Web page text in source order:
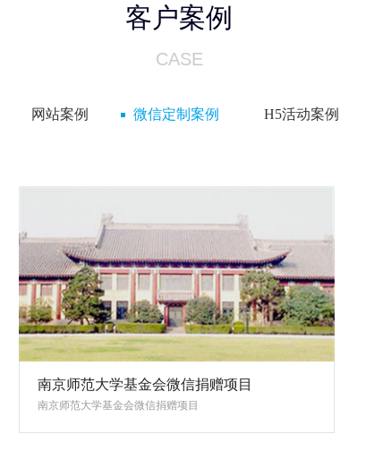
客户案例
CASE
网站案例 微信定制案例 H5活动案例
南京师范大学基金会微信捐赠项目
南京师范大学基金会微信捐赠项目